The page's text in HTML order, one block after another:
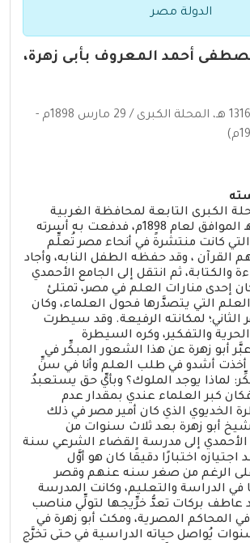
الدولة مصر
أحمد المعروف بأبى زهرة،
(ولد 6 ذو القعدة 1316 هـ، المحلة الكبرى / 29 مارس 1898م -
الكبرى التابعة لمحافظة الغربية
بمصر سنة 1316هـ الموافق لعام 1898م، فدفعت به أسرته
التي كانت منتشرةً في أنحاء مصر تُعلِّم
القرآن ، وقد حفظه الطفل النابه، وأجاد
والكتابة، ثم انتقل إلى الجامع الأحمدي
إحدى منارات العلم في مصر، تمتلئ
التي يتصدَّرها فحول العلماء، وكان
الثاني؛ لمكانته الرفيعة. وقد سيطرت
والتفكير، وكره السيطرة
أبو زهرة عن هذا الشعور المبكِّر في
أخذت أشدو في طلب العلم وأنا في سنِّ
لماذا يوجد الملوك؟ وبأيِّ حق يستعبدُ
كبر العلماء عندي بمقدار عدم
الذي كان أمير مصر في ذلك
أبو زهرة بعد ثلاث سنوات من
الأحمدي إلى مدرسة القضاء الشرعي سنة
- 1916م بعد اجتيازه اختبارًا دقيقًا كان هو أوَّل
الرغم من صغر سنه عنهم وقصر
في الدراسة والتعليم، وكانت المدرسة
عاطف بركات تعدُّ خرِّيجها لتولِّي مناصب
المحاكم المصرية، ومكث أبو زهرة في
يُواصل حياته الدراسية في حتى تخرَّج